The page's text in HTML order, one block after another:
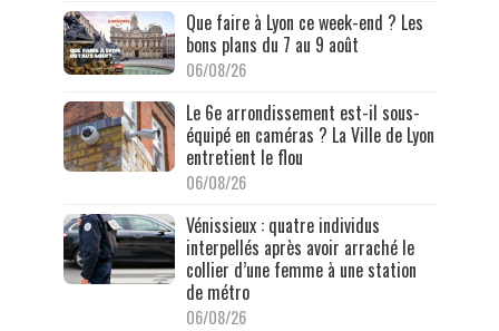
Que faire à Lyon ce week-end ? Les
bons plans du 7 au 9 août
06/08/26
Le 6e arrondissement est-il sous-
équipé en caméras ? La Ville de Lyon
entretient le flou
06/08/26
Vénissieux : quatre individus
interpellés après avoir arraché le
collier d’une femme à une station
de métro
06/08/26